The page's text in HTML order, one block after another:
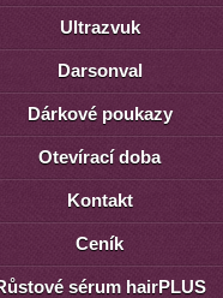
Ultrazvuk
Darsonval
Dárkové poukazy
Otevírací doba
Kontakt
Ceník
sérum hairPLUS